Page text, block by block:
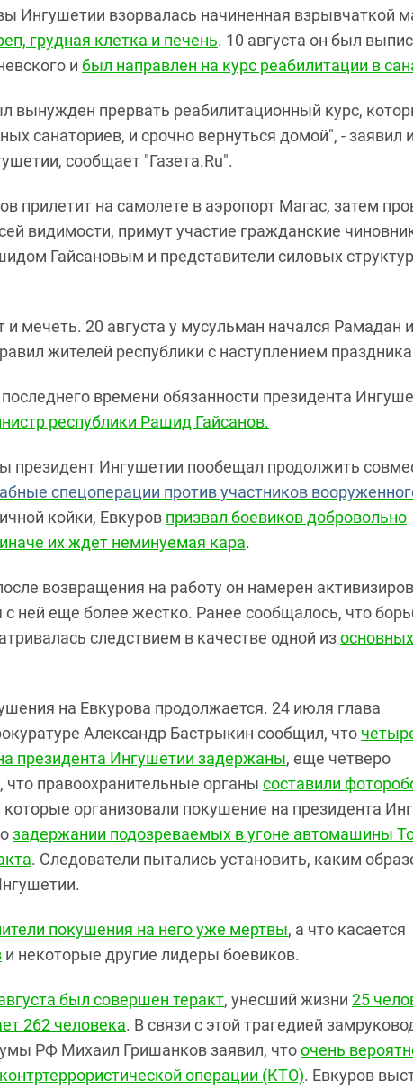
Ингушетии взорвалась начиненная взрывчаткой
грудная клетка и печень. 10 августа он был
и был направлен на курс реабилитации в
вынужден прервать реабилитационный курс,
санаториев, и срочно вернуться домой", - заявил
сообщает "Газета.Ru".
прилетит на самолете в аэропорт Магас, затем
видимости, примут участие гражданские
Гайсановым и представители силовых
и мечеть. 20 августа у мусульман начался Рамадан и
жителей республики с наступлением
времени обязанности президента
республики Рашид Гайсанов.
президент Ингушетии пообещал продолжить
спецоперации против участников
койки, Евкуров призвал боевиков добровольно
их ждет неминуемая кара.
возвращения на работу он намерен
с ней еще более жестко. Ранее сообщалось, что
следствием в качестве одной из
на Евкурова продолжается. 24 июля глава
Александр Бастрыкин сообщил, что
президента Ингушетии задержаны, еще четверо
правоохранительные органы составили
которые организовали покушение на президента
задержании подозреваемых в угоне автомашины
. Следователи пытались установить, каким
покушения на него уже мертвы, а что касается
и некоторые другие лидеры боевиков.
был совершен теракт, унесший жизни 25
262 человека. В связи с этой трагедией
РФ Михаил Гришанков заявил, чтоочень
операции (КТО). Евкуров